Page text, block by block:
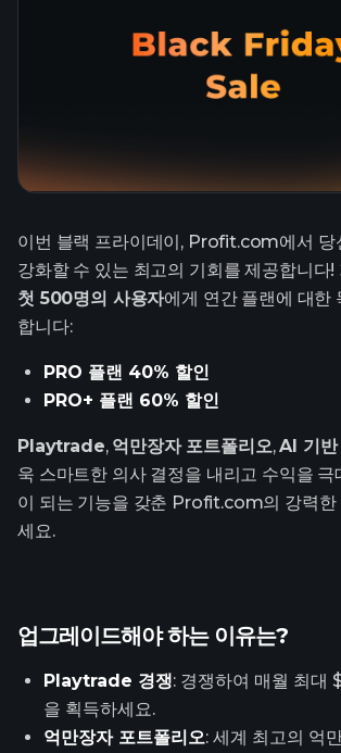
이번 블랙 프라이데이, Profit.com에서 당
강화할 수 있는 최고의 기회를 제공합니다!
첫 500명의 사용자에게 연간 플랜에 대한
합니다:
PRO 플랜 40% 할인
PRO+ 플랜 60% 할인
Playtrade, 억만장자 포트폴리오,AI 기반
욱 스마트한 의사 결정을 내리고 수익을 극
이 되는 기능을 갖춘 Profit.com의 강력한
세요.
업그레이드해야 하는 이유는?
Playtrade 경쟁: 경쟁하여 매월 최대
을 획득하세요.
억만장자 포트폴리오: 세계 최고의 억